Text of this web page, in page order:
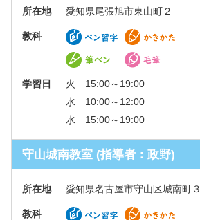
所在地 愛知県尾張旭市東山町２
教科
学習日
火 15:00～19:00
水 10:00～12:00
水 15:00～19:00
守山城南教室 (指導者：政野)
所在地 愛知県名古屋市守山区城南町３
教科